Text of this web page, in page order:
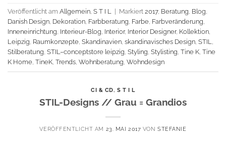
Veröffentlicht am Allgemein, S T I L Markiert 2017, Beratung, Blog,
Danish Design, Dekoration, Farbberatung, Farbe, Farbveränderung,
Inneneinrichtung, Interieur-Blog, Interior, Interior Designer, Kollektion,
Leipzig, Raumkonzepte, Skandinavien, skandinavisches Design, STIL,
Stilberatung, STIL–conceptstore leipzig, Styling, Stylisting, Tine K, Tine
K Home, TineK, Trends, Wohnberatung, Wohndesign
CI & CD,S T I L
STIL-Designs // Grau = Grandios
VERÖFFENTLICHT AM 23. MAI 2017 VONSTEFANIE